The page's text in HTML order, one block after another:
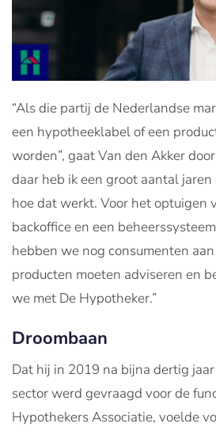
“Als die partij de Nederlandse
een hypotheeklabel of een
worden”, gaat Van den Akker
daar heb ik een groot aantal
hoe dat werkt. Voor het optuigen
backoffice en een
hebben we nog consumenten
producten moeten adviseren en
we met De Hypotheker.”
Droombaan
Dat hij in 2019 na bijna dertig
sector werd gevraagd voor de
Hypothekers Associatie, voelde